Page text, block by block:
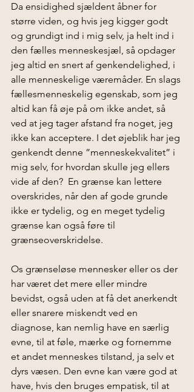
Da ensidighed sjældent åbner for
større viden, og hvis jeg kigger godt
og grundigt ind i mig selv, ja helt ind i
den fælles menneskesjæl, så opdager
jeg altid en snert af genkendelighed, i
alle menneskelige væremåder. En slags
fællesmenneskelig egenskab, som jeg
altid kan få øje på om ikke andet, så
ved at jeg tager afstand fra noget, jeg
ikke kan acceptere. I det øjeblik har jeg
genkendt denne ”menneskekvalitet” i
mig selv, for hvordan skulle jeg ellers
vide af den?  En grænse kan lettere
overskrides, når den af gode grunde
ikke er tydelig, og en meget tydelig
grænse kan også føre til
grænseoverskridelse.
Os grænseløse mennesker eller os der
har været det mere eller mindre
bevidst, også uden at få det anerkendt
eller snarere miskendt ved en
diagnose, kan nemlig have en særlig
evne, til at føle, mærke og fornemme
et andet menneskes tilstand, ja selv et
dyrs væsen. Den evne kan være god at
have, hvis den bruges empatisk, til at